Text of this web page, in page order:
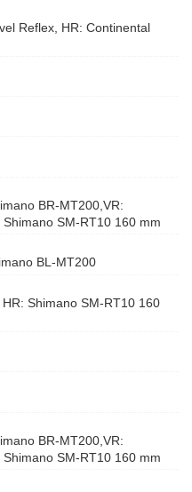
Reflex, HR: Continental
BR-MT200,VR:
SM-RT10 160 mm
BL-MT200
Shimano SM-RT10 160
BR-MT200,VR:
SM-RT10 160 mm